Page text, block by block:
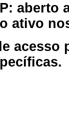
aberto
ativo